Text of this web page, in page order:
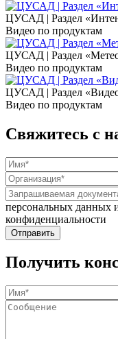
ЦУСАД | Раздел
Видео по продуктам
ЦУСАД | Раздел
Видео по продуктам
ЦУСАД | Раздел
Видео по продуктам
Свяжитесь с
персональных данных
конфиденциальности
Получить